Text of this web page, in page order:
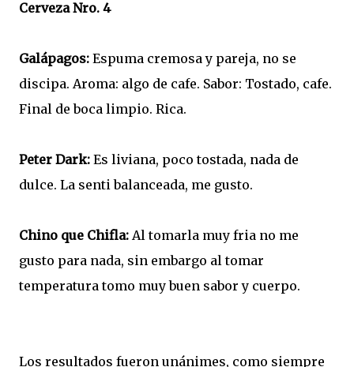
Cerveza Nro. 4
Galápagos: Espuma cremosa y pareja, no se
discipa. Aroma: algo de cafe. Sabor: Tostado, cafe.
Final de boca limpio. Rica.
Peter Dark: Es liviana, poco tostada, nada de
dulce. La senti balanceada, me gusto.
Chino que Chifla: Al tomarla muy fria no me
gusto para nada, sin embargo al tomar
temperatura tomo muy buen sabor y cuerpo.
Los resultados fueron unánimes, como siempre